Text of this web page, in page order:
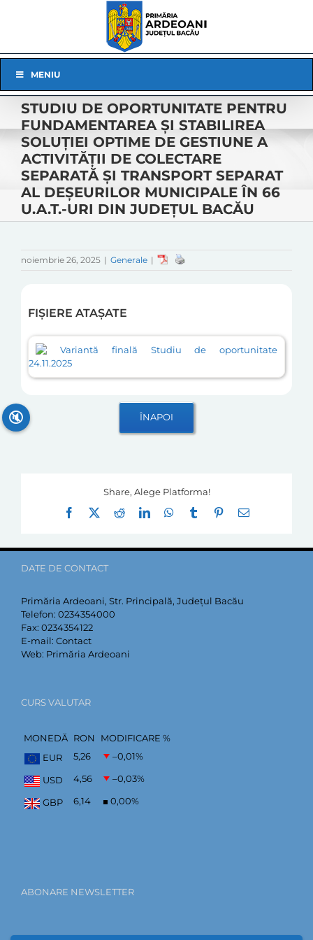
Navigation
MENIU
STUDIU DE OPORTUNITATE PENTRU
FUNDAMENTAREA ȘI STABILIREA
SOLUȚIEI OPTIME DE GESTIUNE A
ACTIVITĂȚII DE COLECTARE
SEPARATĂ ŞI TRANSPORT SEPARAT
AL DEŞEURILOR MUNICIPALE ÎN 66
U.A.T.-URI DIN JUDEȚUL BACĂU
noiembrie 26, 2025 | Generale |
FIȘIERE ATAȘATE
Variantă finală Studiu de oportunitate
24.11.2025
Share, Alege Platforma!
Facebook
RedditLinkedInWhatsApp
Tumblr Pinterest
E-
DATE DE CONTACT
Primăria Ardeoani, Str. Principală, Județul Bacău
Telefon: 0234354000
Fax: 0234354122
E-mail: Contact
Web: Primăria Ardeoani
CURS VALUTAR
MONEDĂ RON
MODIFICARE %
EUR
5,26 –0,01%
USD 4,56 –0,03%
GBP 6,14 0,00%
ABONARE NEWSLETTER
🔇